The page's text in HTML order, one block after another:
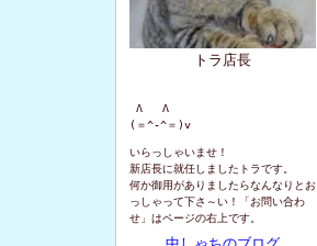
トラ店長
Λ   Λ
(＝^-^＝)v
いらっしゃいませ！
新店長に就任しましたトラです。
何か御用がありましたらなんなりとお
っしゃって下さ～い！「お問い合わ
せ」はページの右上です。